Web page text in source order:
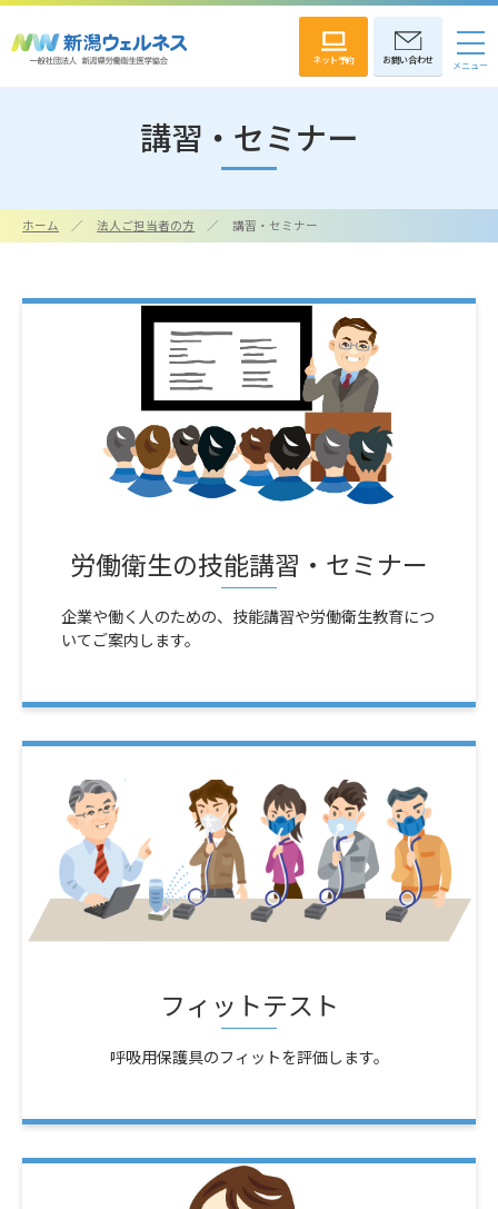
お問い合わせ
ネット予約
講習・セミナー
ホーム 法人ご担当者の方 講習・セミナー
労働衛生の技能講習・セミナー
企業や働く人のための、技能講習や労働衛生教育につ
いてご案内します。
フィットテスト
呼吸用保護具のフィットを評価します。